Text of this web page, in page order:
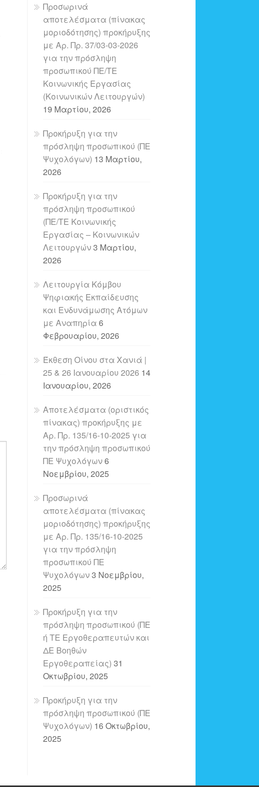
Προσωρινά
αποτελέσματα (πίνακας
μοριοδότησης) προκήρυξης
με Αρ. Πρ. 37/03-03-2026
για την πρόσληψη
προσωπικού ΠΕ/ΤΕ
Κοινωνικής Εργασίας
(Κοινωνικών Λειτουργών)
19 Μαρτίου, 2026
Προκήρυξη για την
πρόσληψη προσωπικού (ΠΕ
Ψυχολόγων) 13 Μαρτίου,
2026
Προκήρυξη για την
πρόσληψη προσωπικού
(ΠΕ/ΤΕ Κοινωνικής
Εργασίας – Κοινωνικών
Λειτουργών3 Μαρτίου,
2026
Λειτουργία Κόμβου
Ψηφιακής Εκπαίδευσης
και Ενδυνάμωσης Ατόμων
με Αναπηρία 6
Φεβρουαρίου, 2026
Έκθεση Οίνου στα Χανιά |
25 & 26 Ιανουαρίου 2026 14
Ιανουαρίου, 2026
Αποτελέσματα (οριστικός
πίνακας) προκήρυξης με
Αρ. Πρ. 135/16-10-2025 για
την πρόσληψη προσωπικού
ΠΕ Ψυχολόγων6
Νοεμβρίου, 2025
Προσωρινά
αποτελέσματα (πίνακας
μοριοδότησης) προκήρυξης
με Αρ. Πρ. 135/16-10-2025
για την πρόσληψη
προσωπικού ΠΕ
Ψυχολόγων3 Νοεμβρίου,
2025
Προκήρυξη για την
πρόσληψη προσωπικού (ΠΕ
ή ΤΕ Εργοθεραπευτών και
ΔΕ Βοηθών
Εργοθεραπείας) 31
Οκτωβρίου, 2025
Προκήρυξη για την
πρόσληψη προσωπικού (ΠΕ
Ψυχολόγων) 16 Οκτωβρίου,
2025